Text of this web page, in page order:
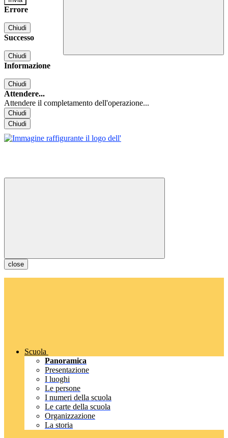
Errore
Chiudi
Successo
Chiudi
Informazione
Chiudi
Attendere...
Attendere il completamento dell'operazione...
Chiudi
Chiudi
close
Scuola
Panoramica
Presentazione
I luoghi
Le persone
I numeri della scuola
Le carte della scuola
Organizzazione
La storia